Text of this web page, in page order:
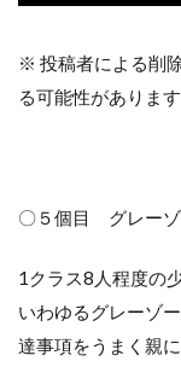
※ 投稿者による削
る可能性があります
〇５個目 グレーゾ
1クラス8人程度の
いわゆるグレーゾ
達事項をうまく親